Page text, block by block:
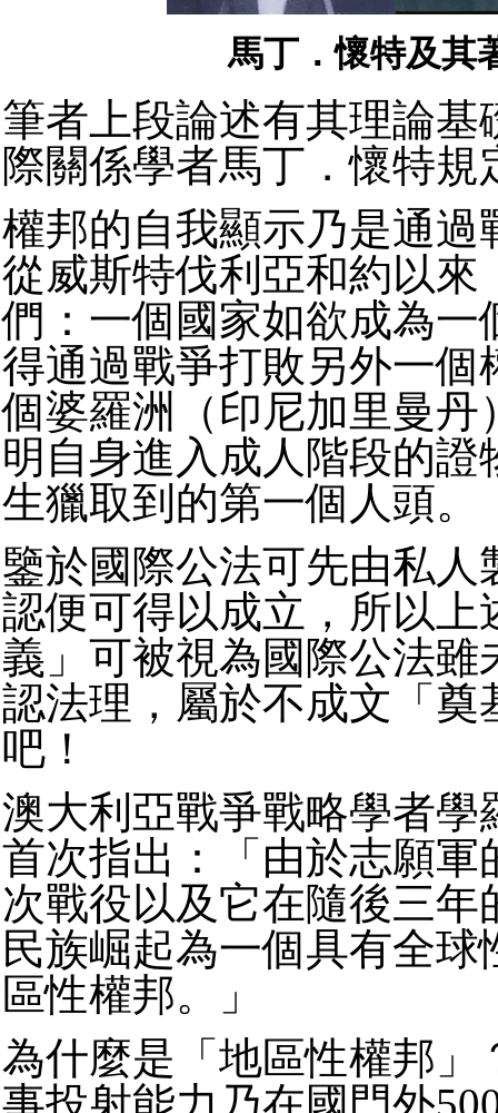
馬丁．懷特及其
筆者上段論述有其理論
際關係學者馬丁．懷特規
權邦的自我顯示乃是通過
從威斯特伐利亞和約以來
們：一個國家如欲成為一
得通過戰爭打敗另外一個
個婆羅洲（印尼加里曼丹
明自身進入成人階段的證
生獵取到的第一個人頭。
鑒於國際公法可先由私人
認便可得以成立，所以上
義」可被視為國際公法雖
認法理，屬於不成文「奠
吧！
澳大利亞戰爭戰略學者學
首次指出：「由於志願軍
次戰役以及它在隨後三年
民族崛起為一個具有全球
區性權邦。」
為什麼是「地區性權邦」